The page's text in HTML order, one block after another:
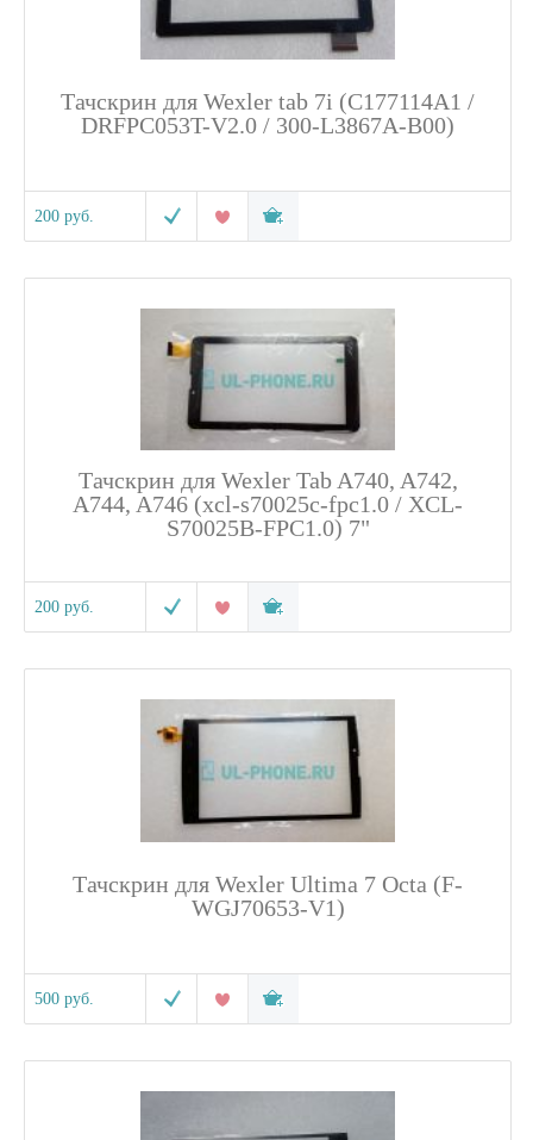
Тачскрин для Wexler tab 7i (C177114A1 /
DRFPC053T-V2.0 / 300-L3867A-B00)
200 руб.
Тачскрин для Wexler Tab A740, A742,
A744, A746 (xcl-s70025c-fpc1.0 / XCL-
S70025B-FPC1.0) 7"
200 руб.
Тачскрин для Wexler Ultima 7 Octa (F-
WGJ70653-V1)
500 руб.